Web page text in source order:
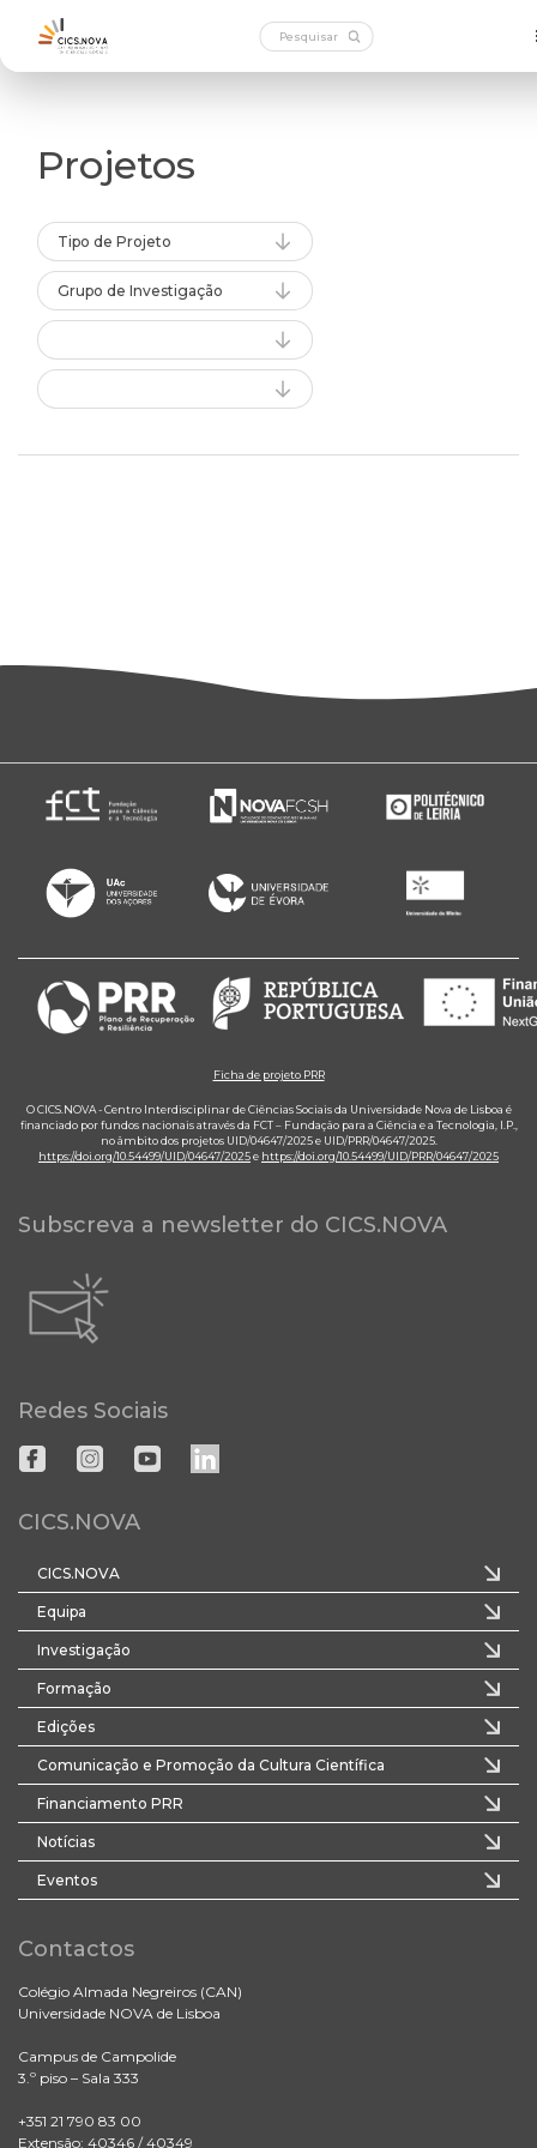
Projetos
Tipo de Projeto
Grupo de Investigação
Ficha de projeto PRR
O CICS.NOVA - Centro Interdisciplinar de Ciências Sociais da Universidade Nova de Lisboa é
financiado por fundos nacionais através da FCT – Fundação para a Ciência e a Tecnologia, I.P.,
no âmbito dos projetos UID/04647/2025 e UID/PRR/04647/2025.
https://doi.org/10.54499/UID/04647/2025e https://doi.org/10.54499/UID/PRR/04647/2025
Subscreva a newsletter do CICS.NOVA
Redes Sociais
CICS.NOVA
CICS.NOVA
Equipa
Investigação
Formação
Edições
Comunicação e Promoção da Cultura Científica
Financiamento PRR
Notícias
Eventos
Contactos
Colégio Almada Negreiros (CAN)
Universidade NOVA de Lisboa
Campus de Campolide
3.º piso – Sala 333
+351 21 790 83 00
Extensão: 40346 / 40349